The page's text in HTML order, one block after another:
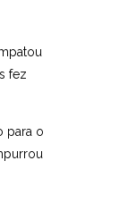
fez
para o